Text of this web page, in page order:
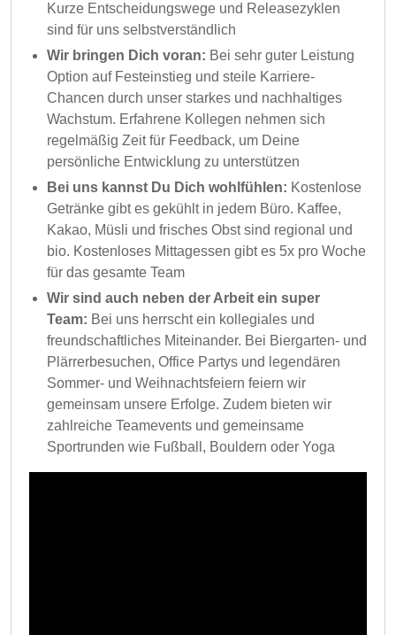
Kurze Entscheidungswege und Releasezyklen
sind für uns selbstverständlich
Wir bringen Dich voran: Bei sehr guter Leistung
Option auf Festeinstieg und steile Karriere-
Chancen durch unser starkes und nachhaltiges
Wachstum. Erfahrene Kollegen nehmen sich
regelmäßig Zeit für Feedback, um Deine
persönliche Entwicklung zu unterstützen
Bei uns kannst Du Dich wohlfühlen: Kostenlose
Getränke gibt es gekühlt in jedem Büro. Kaffee,
Kakao, Müsli und frisches Obst sind regional und
bio. Kostenloses Mittagessen gibt es 5x pro Woche
für das gesamte Team
Wir sind auch neben der Arbeit ein super
Team: Bei uns herrscht ein kollegiales und
freundschaftliches Miteinander. Bei Biergarten- und
Plärrerbesuchen, Office Partys und legendären
Sommer- und Weihnachtsfeiern feiern wir
gemeinsam unsere Erfolge. Zudem bieten wir
zahlreiche Teamevents und gemeinsame
Sportrunden wie Fußball, Bouldern oder Yoga